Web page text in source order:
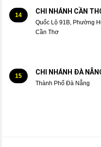
14 CHI NHÁNH CẦN
Quốc Lộ 91B, Phường
Cần Thơ
15 CHI NHÁNH ĐÀ
Thành Phố Đà Nẵng